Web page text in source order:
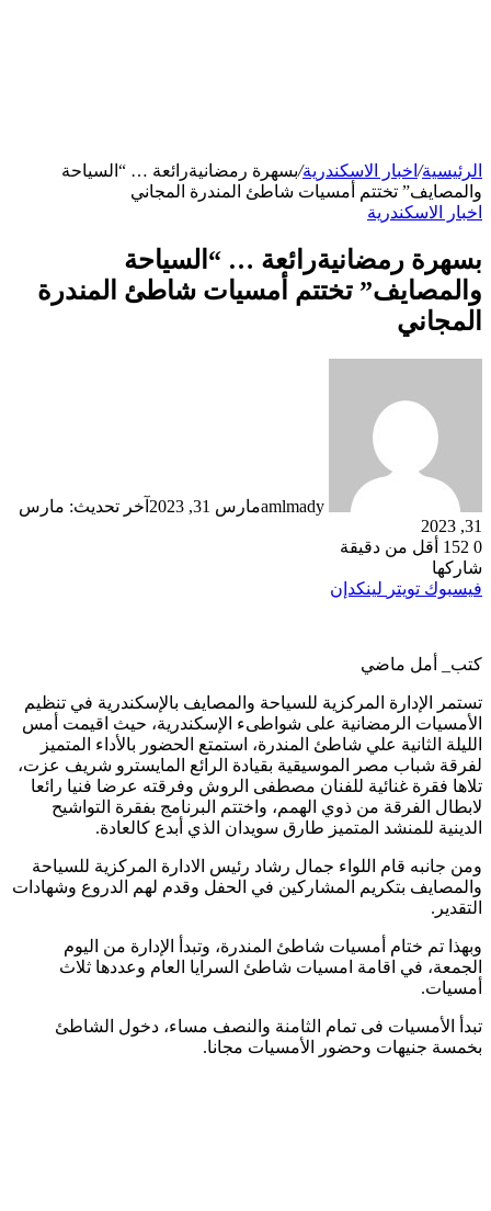
الرئيسية/ اخبار الاسكندرية/بسهرة رمضانيةرائعة … “السياحة
والمصايف” تختتم أمسيات شاطئ المندرة المجاني
اخبار الاسكندرية
بسهرة رمضانيةرائعة … “السياحة
والمصايف” تختتم أمسيات شاطئ المندرة
المجاني
amlmadyمارس 31, 2023
آخر تحديث: مارس
31, 2023
0
أقل من دقيقة
شاركها
فيسبوك تويتر لينكدإن
كتب_ أمل ماضي
تستمر الإدارة المركزية للسياحة والمصايف بالإسكندرية في تنظيم
الأمسيات الرمضانية على شواطىء الإسكندرية، حيث اقيمت أمس
الليلة الثانية علي شاطئ المندرة، استمتع الحضور بالأداء المتميز
لفرقة شباب مصر الموسيقية بقيادة الرائع المايسترو شريف عزت،
تلاها فقرة غنائية للفنان مصطفى الروش وفرقته عرضا فنيا رائعا
لابطال الفرقة من ذوي الهمم، واختتم البرنامج بفقرة التواشيح
الدينية للمنشد المتميز طارق سويدان الذي أبدع كالعادة.
ومن جانبه قام اللواء جمال رشاد رئيس الادارة المركزية للسياحة
والمصايف بتكريم المشاركين في الحفل وقدم لهم الدروع وشهادات
التقدير.
وبهذا تم ختام أمسيات شاطئ المندرة، وتبدأ الإدارة من اليوم
الجمعة، في اقامة امسيات شاطئ السرايا العام وعددها ثلاث
أمسيات.
تبدأ الأمسيات فى تمام الثامنة والنصف مساء، دخول الشاطئ
بخمسة جنيهات وحضور الأمسيات مجانا.